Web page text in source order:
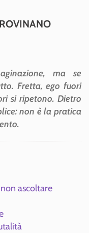
ma se
Fretta, ego fuori
si ripetono. Dietro
non è la pratica
ascoltare